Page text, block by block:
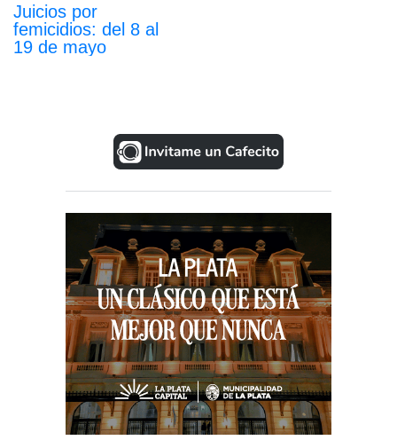
Juicios por
femicidios: del 8 al
19 de mayo